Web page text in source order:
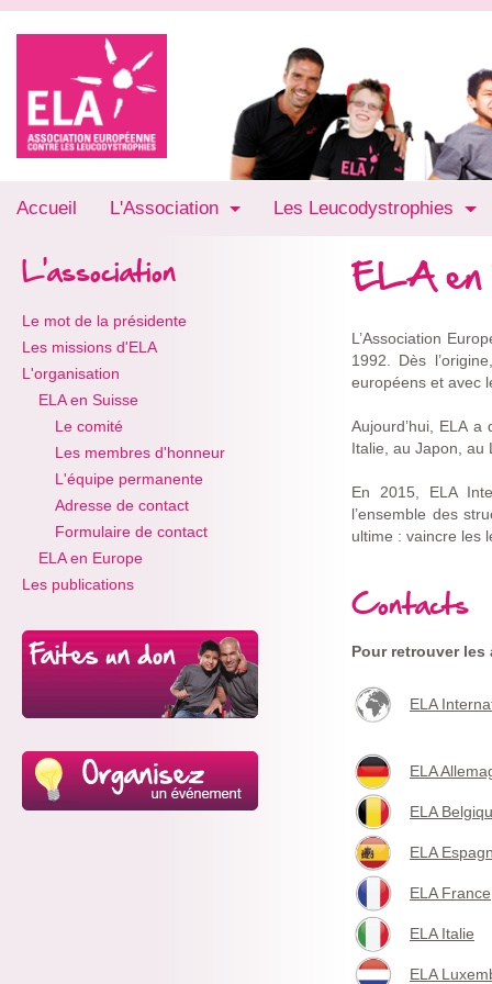
Accueil L'Association Les Leucodystrophies
L'association
Le mot de la présidente
Les missions d'ELA
L'organisation
ELA en Suisse
Le comité
Les membres d'honneur
L'équipe permanente
Adresse de contact
Formulaire de contact
ELA en Europe
Les publications
ELA en
L’Association
1992. Dès
européens et avec
Aujourd’hui, ELA
Italie, au Japon, au
En 2015, ELA
l’ensemble des
ultime : vaincre les
Contacts
Pour retrouver les
ELA
ELA
ELA
ELA
ELA France
ELA Italie
ELA